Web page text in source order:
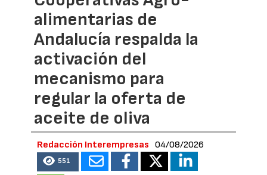
alimentarias de
Andalucía respalda la
activación del
mecanismo para
regular la oferta de
aceite de oliva
Redacción Interempresas 04/08/2026
551